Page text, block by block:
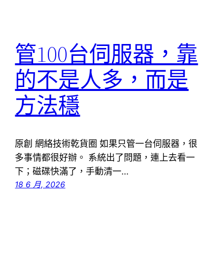
管100台伺服器，靠
的不是人多，而是
方法穩
原創 網絡技術乾貨圈 如果只管一台伺服器，很
多事情都很好辦。 系統出了問題，連上去看一
下；磁碟快滿了，手動清一…
18 6 月, 2026